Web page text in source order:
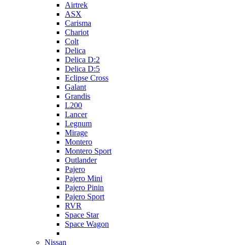
Airtrek
ASX
Carisma
Chariot
Colt
Delica
Delica D:2
Delica D:5
Eclipse Cross
Galant
Grandis
L200
Lancer
Legnum
Mirage
Montero
Montero Sport
Outlander
Pajero
Pajero Mini
Pajero Pinin
Pajero Sport
RVR
Space Star
Space Wagon
Nissan